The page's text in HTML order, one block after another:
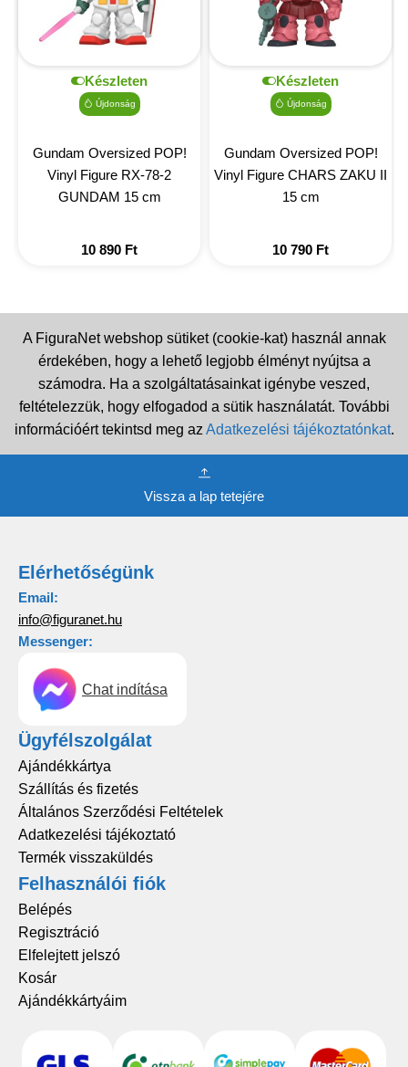
Készleten
Újdonság
Gundam Oversized POP!
Vinyl Figure RX-78-2
GUNDAM 15 cm
10 890 Ft
Készleten
Újdonság
Gundam Oversized POP!
Vinyl Figure CHARS ZAKU II
15 cm
10 790 Ft
A FiguraNet webshop sütiket (cookie-kat) használ annak
érdekében, hogy a lehető legjobb élményt nyújtsa a
számodra. Ha a szolgáltatásainkat igénybe veszed,
feltételezzük, hogy elfogadod a sütik használatát. További
információért tekintsd meg az Adatkezelési tájékoztatónkat.
Vissza a lap tetejére
Elérhetőségünk
Email:
info@figuranet.hu
Messenger:
Chat indítása
Ügyfélszolgálat
Ajándékkártya
Szállítás és fizetés
Általános Szerződési Feltételek
Adatkezelési tájékoztató
Termék visszaküldés
Felhasználói fiók
Belépés
Regisztráció
Elfelejtett jelszó
Kosár
Ajándékkártyáim